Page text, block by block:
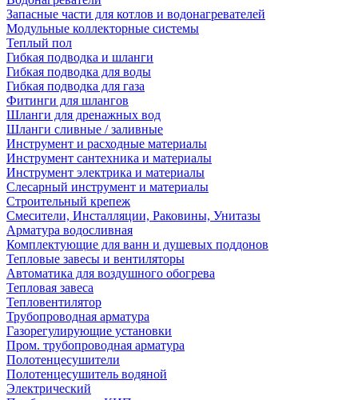
Запасные части для котлов и водонагревателей
Модульные коллекторные системы
Теплый пол
Гибкая подводка и шланги
Гибкая подводка для воды
Гибкая подводка для газа
Фитинги для шлангов
Шланги для дренажных вод
Шланги сливные / заливные
Инструмент и расходные материалы
Инструмент сантехника и материалы
Инструмент электрика и материалы
Слесарный инструмент и материалы
Строительный крепеж
Смесители, Инсталляции, Раковины, Унитазы
Арматура водосливная
Комплектующие для ванн и душевых поддонов
Тепловые завесы и вентиляторы
Автоматика для воздушного обогрева
Тепловая завеса
Тепловентилятор
Трубопроводная арматура
Газорегулирующие установки
Пром. трубопроводная арматура
Полотенцесушители
Полотенцесушитель водяной
Электрический